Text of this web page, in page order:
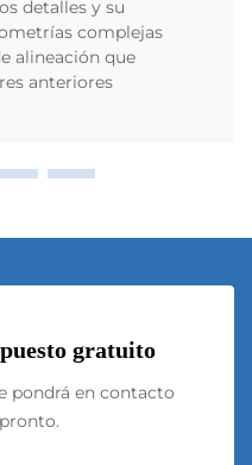
detalles y su
complejas
alineación que
anteriores
gratuito
pondrá en contacto